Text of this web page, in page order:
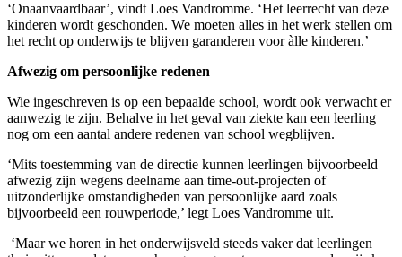
‘Onaanvaardbaar’, vindt Loes Vandromme. ‘Het leerrecht van deze
kinderen wordt geschonden. We moeten alles in het werk stellen om
het recht op onderwijs te blijven garanderen voor àlle kinderen.’
Afwezig om persoonlijke redenen
Wie ingeschreven is op een bepaalde school, wordt ook verwacht er
aanwezig te zijn. Behalve in het geval van ziekte kan een leerling
nog om een aantal andere redenen van school wegblijven.
‘Mits toestemming van de directie kunnen leerlingen bijvoorbeeld
afwezig zijn wegens deelname aan time-out-projecten of
uitzonderlijke omstandigheden van persoonlijke aard zoals
bijvoorbeeld een rouwperiode,’ legt Loes Vandromme uit.
‘Maar we horen in het onderwijsveld steeds vaker dat leerlingen